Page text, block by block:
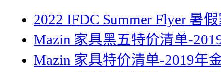
2022 IFDC Summer Flyer 暑
Mazin 家具黑五特价清单-
Mazin 家具特价清单-2019年